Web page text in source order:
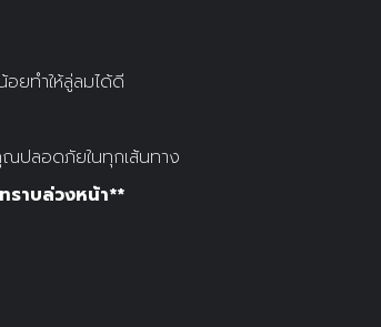
ยทำให้ลู่ลมได้ดี
ปลอดภัยในทุกเส้นทาง
ราบล่วงหน้า**